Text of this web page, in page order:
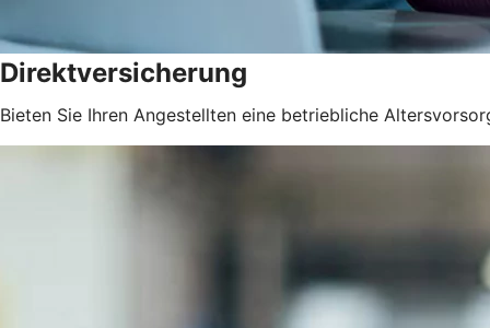
Direktversicherung
Bieten Sie Ihren Angestellten eine betriebliche